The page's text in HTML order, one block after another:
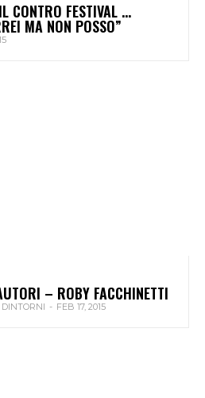
CONTRO FESTIVAL …
MA NON POSSO”
– ROBY FACCHINETTI
- FEB 17, 2015